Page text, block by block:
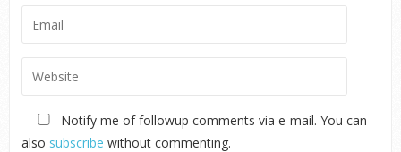
Notify me of followup comments via e-mail. You can
also subscribe without commenting.